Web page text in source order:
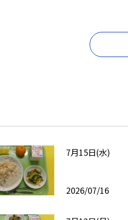
7月15日(水)
2026/07/16